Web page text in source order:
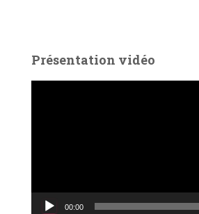
Présentation vidéo
v
00:00